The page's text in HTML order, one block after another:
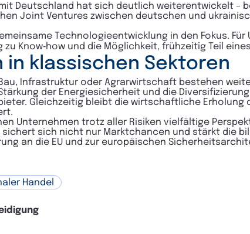
Deutschland hat sich deutlich weiterentwickelt –
Joint Ventures zwischen deutschen und
Technologieentwicklung in den Fokus.
zu Know‑how und die Möglichkeit, frühzeitig Teil
in klassischen Sektoren
Infrastruktur oder Agrarwirtschaft bestehen
der Energiesicherheit und die
Gleichzeitig bleibt die wirtschaftliche Erholung
Unternehmen trotz aller Risiken vielfältige
sich nicht nur Marktchancen und stärkt die
an die EU und zur europäischen
Handel